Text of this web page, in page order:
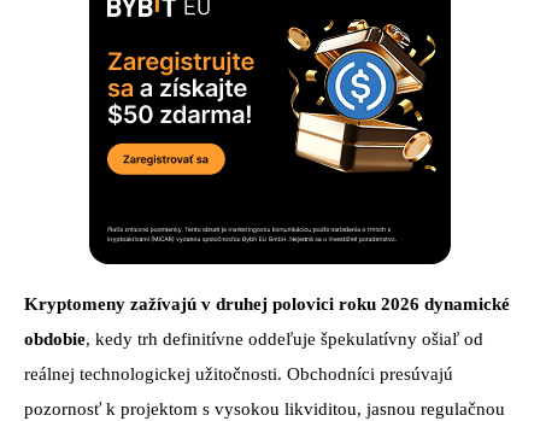
Kryptomeny zažívajú v druhej polovici roku 2026 dynamické
obdobie, kedy trh definitívne oddeľuje špekulatívny ošiaľ od
reálnej technologickej užitočnosti. Obchodníci presúvajú
pozornosť k projektom s vysokou likviditou, jasnou regulačnou